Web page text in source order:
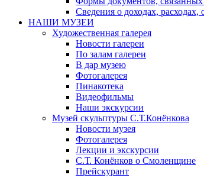
Сведения о доходах, расходах,
НАШИ МУЗЕИ
Художественная галерея
Новости галереи
По залам галереи
В дар музею
Фотогалерея
Пинакотека
Видеофильмы
Наши экскурсии
Музей скульптуры С.Т.Конёнкова
Новости музея
Фотогалерея
Лекции и экскурсии
С.Т. Конёнков о Смоленщине
Прейскурант